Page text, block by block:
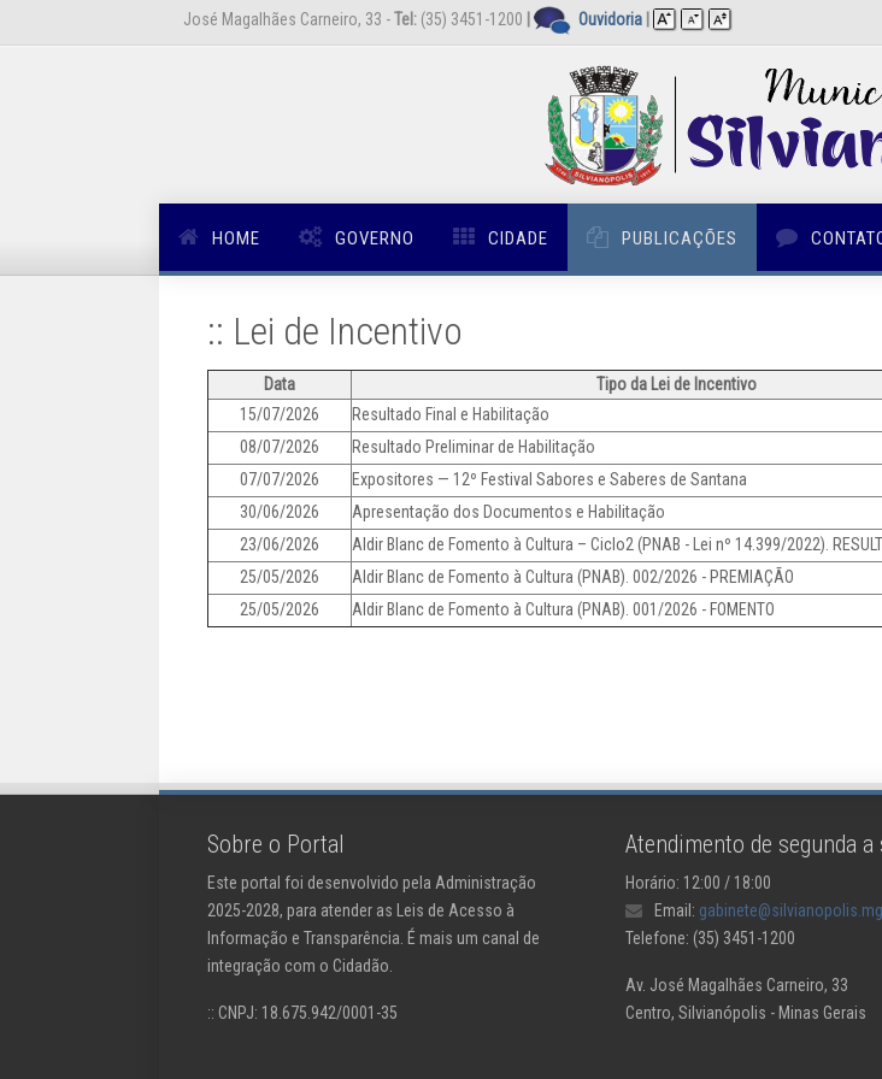
José Magalhães Carneiro, 33 -Tel: (35) 3451-1200 Ouvidoria
HOME GOVERNO CIDADE PUBLICAÇÕES
:: Lei de Incentivo
Data Tipo da Lei de Incentivo
15/07/2026
Resultado Final e Habilitação
08/07/2026
Resultado Preliminar de Habilitação
07/07/2026
Expositores — 12º Festival Sabores e Saberes de Santana
30/06/2026
Apresentação dos Documentos e Habilitação
23/06/2026
Aldir Blanc de Fomento à Cultura – Ciclo2 (PNAB - Lei nº 14.399/2022).
25/05/2026
Aldir Blanc de Fomento à Cultura (PNAB). 002/2026 - PREMIAÇÃO
25/05/2026
Aldir Blanc de Fomento à Cultura (PNAB). 001/2026 - FOMENTO
Sobre o Portal
Este portal foi desenvolvido pela Administração
2025-2028, para atender as Leis de Acesso à
Informação e Transparência. É mais um canal de
integração com o Cidadão.
:: CNPJ: 18.675.942/0001-35
Atendimento de segunda a
Horário: 12:00 / 18:00
Email:
Telefone: (35) 3451-1200
Av. José Magalhães Carneiro, 33
Centro, Silvianópolis - Minas Gerais